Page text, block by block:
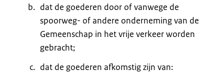
dat de goederen door of vanwege de
spoorweg- of andere onderneming van de
Gemeenschap in het vrije verkeer worden
gebracht;
dat de goederen afkomstig zijn van: